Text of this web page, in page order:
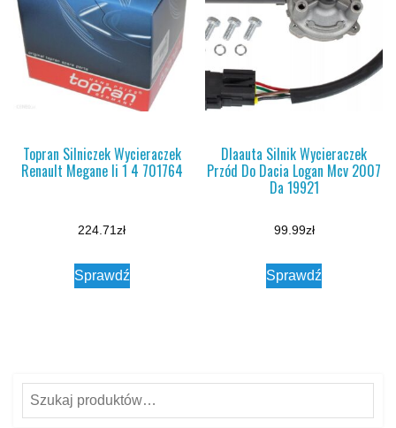
Topran Silniczek Wycieraczek
Renault Megane Ii 1 4 701764
224.71zł
Sprawdź
Dlaauta Silnik Wycieraczek
Przód Do Dacia Logan Mcv 2007
Da 19921
99.99zł
Sprawdź
Szukaj: